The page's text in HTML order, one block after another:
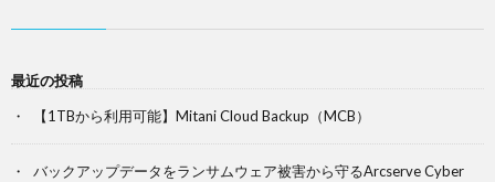
最近の投稿
【1TBから利用可能】Mitani Cloud Backup（MCB）
バックアップデータをランサムウェア被害から守るArcserve Cyber